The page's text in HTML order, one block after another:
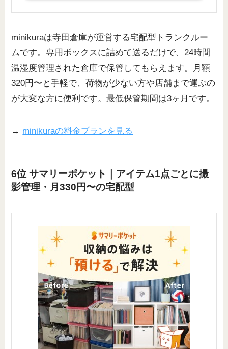
minikuraは寺田倉庫が運営する宅配型トランクルー
ムです。専用ボックスに詰めて送るだけで、24時間
温湿度管理された倉庫で保管してもらえます。月額
320円〜と手軽で、荷物が少ない方や店舗まで運ぶの
が大変な方に便利です。最低保管期間は3ヶ月です。
→ minikuraの料金プランを見る
6位 サマリーポケット｜アイテム1点ごとに撮
影管理・月330円〜の宅配型